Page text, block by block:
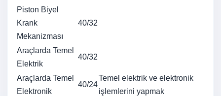
Piston Biyel
Krank
Mekanizması
40/32
Araçlarda Temel
Elektrik
40/32
Araçlarda Temel
Elektronik
40/24
Temel elektrik ve elektronik
işlemlerini yapmak